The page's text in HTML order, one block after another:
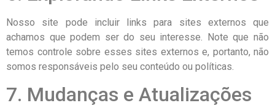
Nosso site pode incluir links para sites externos que
achamos que podem ser do seu interesse. Note que não
temos controle sobre esses sites externos e, portanto, não
somos responsáveis pelo seu conteúdo ou políticas.
7. Mudanças e Atualizações